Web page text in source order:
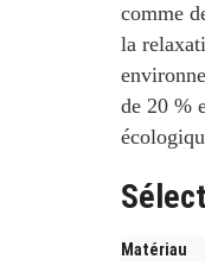
comme
la
de 20 %
Matériau